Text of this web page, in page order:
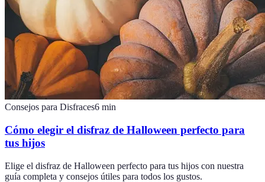
Consejos para Disfraces6 min
Cómo elegir el disfraz de Halloween perfecto para
tus hijos
Elige el disfraz de Halloween perfecto para tus hijos con nuestra
guía completa y consejos útiles para todos los gustos.